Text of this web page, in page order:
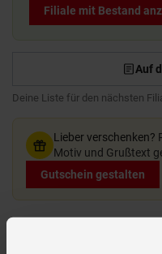
Filiale mit Bestand
Auf
Deine Liste für den nächsten
Lieber verschenken?
Motiv und Grußtext
Gutschein gestalten